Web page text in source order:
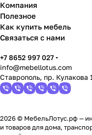
Компания
Полезное
Как купить мебель
Связаться с нами
+7 8652 997 027
info@mebellotus.com
Ставрополь, пр. Кулакова
2026 © МебельЛотус.рф —
и товаров для дома,